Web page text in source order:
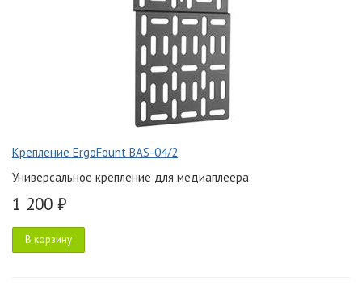
Крепление ErgoFount BAS-04/2
Универсальное крепление для медиаплеера.
1 200 ₽
В корзину